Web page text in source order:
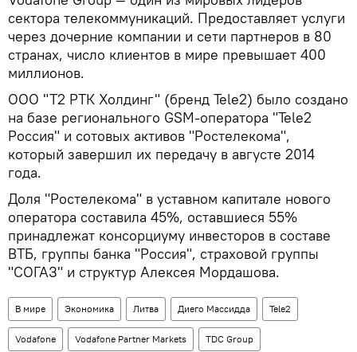
сектора телекоммуникаций. Предоставляет услуги
через дочерние компании и сети партнеров в 80
странах, число клиентов в мире превышает 400
миллионов.
ООО "Т2 РТК Холдинг" (бренд Tele2) было создано
на базе регионального GSM-оператора "Tele2
Россия" и сотовых активов "Ростелекома",
который завершил их передачу в августе 2014
года.
Доля "Ростелекома" в уставном капитале нового
оператора составила 45%, оставшиеся 55%
принадлежат консорциуму инвесторов в составе
ВТБ, группы банка "Россия", страховой группы
"СОГАЗ" и структур Алексея Мордашова.
В мире Экономика Литва Диего Массидда Tele2
Vodafone Vodafone Partner Markets TDC Group